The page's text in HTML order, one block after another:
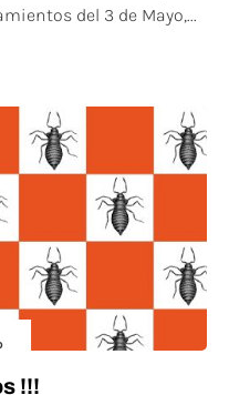
del 3 de Mayo,...
!!!